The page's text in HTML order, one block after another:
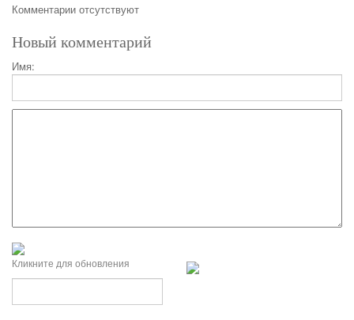
Комментарии отсутствуют
Новый комментарий
Имя:
Кликните для обновления